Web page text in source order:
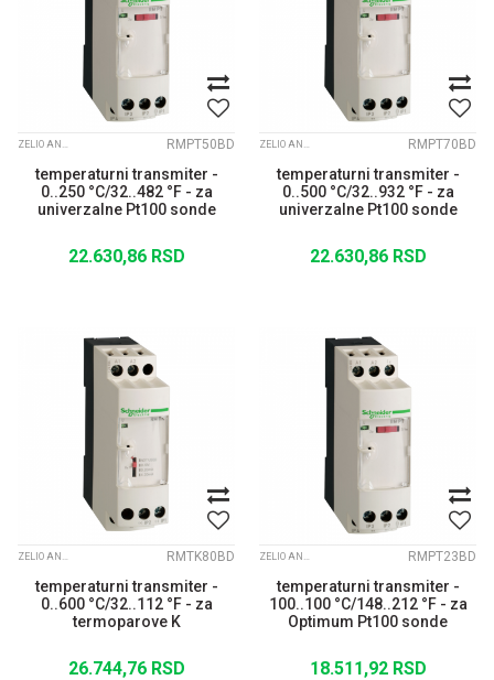
ZELIO ANALOGUE RMPT50BD
temperaturni transmiter -
0..250 °C/32..482 °F - za
univerzalne Pt100 sonde
22.630,86 RSD
ZELIO ANALOGUE RMPT70BD
temperaturni transmiter -
0..500 °C/32..932 °F - za
univerzalne Pt100 sonde
22.630,86 RSD
ZELIO ANALOGUE RMTK80BD
temperaturni transmiter -
0..600 °C/32..112 °F - za
termoparove K
26.744,76 RSD
ZELIO ANALOGUE RMPT23BD
temperaturni transmiter -
100..100 °C/148..212 °F - za
Optimum Pt100 sonde
18.511,92 RSD